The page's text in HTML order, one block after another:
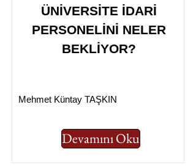
ÜNİVERSİTE İDARİ
PERSONELİNİ NELER
BEKLİYOR?
Mehmet Küntay TAŞKIN
Devamını Oku